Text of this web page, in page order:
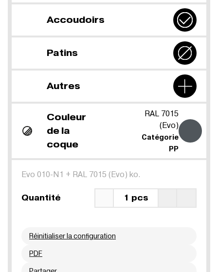
Accoudoirs
Patins
Autres
Couleur
de la
coque
RAL 7015
(Evo)
Catégorie
PP
Evo 010-N1 + RAL 7015 (Evo) ko.
Quantité 1 pcs
Réinitialiser la configuration
PDF